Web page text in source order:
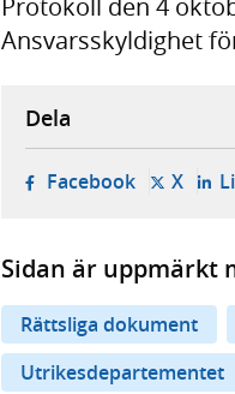
Protokoll den 4
Ansvarsskyldighet
Dela
Facebook- öppnas i
X-
Sidan är uppmärkt
Rättsliga dokument
Utrikesdepartementet